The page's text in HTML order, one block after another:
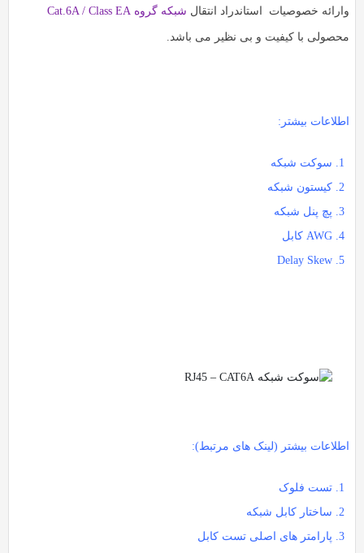
وارائه خصوصیات استاندراد انتقال شبکه گروه Cat.6A / Class EA
محصولی با کیفیت و بی نظیر می باشد.
اطلاعات بیشتر:
سوکت شبکه
کیستون شبکه
پچ پنل شبکه
AWG کابل
Delay Skew
اطلاعات بیشتر (لینک های مرتبط):
تست فلوک
ساختار کابل شبکه
پارامتر های اصلی تست کابل